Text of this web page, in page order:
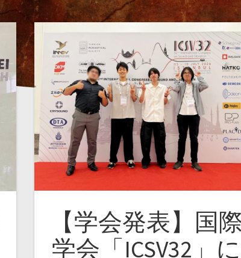
【学会発表】国
学会「ICSV32」に